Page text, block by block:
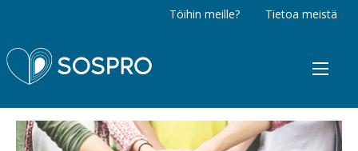
Tietoa meistä
Töihin meille?
Sospro